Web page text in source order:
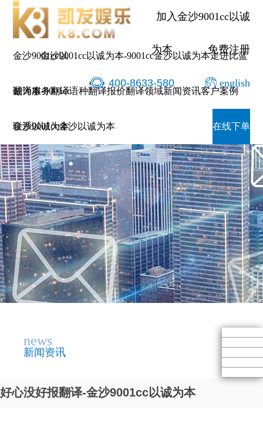
加入金沙9001cc以诚
为本 免费注册
400-8633-580 english
金沙9001cc以
诚为本-9001cc
金沙以诚为本
金沙9001cc以诚为本-9001cc金沙以诚为本走进比蓝
翻译服务翻译语种翻译报价翻译领域新闻资讯客户案例
联系9001cc金沙以诚为本 在线下单
news
新闻资讯
好心没好报翻译-金沙9001cc以诚为本